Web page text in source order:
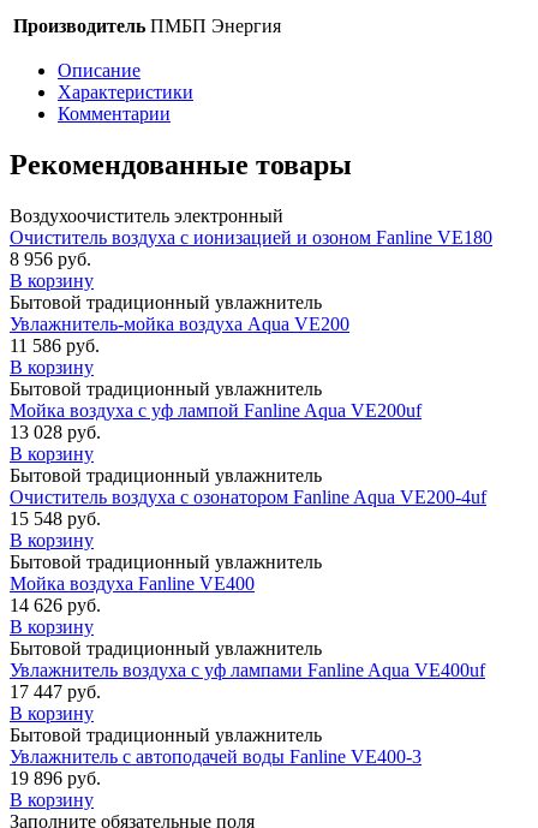
Производитель ПМБП Энергия
Описание
Характеристики
Комментарии
Рекомендованные товары
Воздухоочиститель электронный
Очиститель воздуха с ионизацией и озоном Fanline VE180
8 956 руб.
В корзину
Бытовой традиционный увлажнитель
Увлажнитель-мойка воздуха Aqua VE200
11 586 руб.
В корзину
Бытовой традиционный увлажнитель
Мойка воздуха с уф лампой Fanline Aqua VE200uf
13 028 руб.
В корзину
Бытовой традиционный увлажнитель
Очиститель воздуха с озонатором Fanline Aqua VE200-4uf
15 548 руб.
В корзину
Бытовой традиционный увлажнитель
Мойка воздуха Fanline VE400
14 626 руб.
В корзину
Бытовой традиционный увлажнитель
Увлажнитель воздуха с уф лампами Fanline Aqua VE400uf
17 447 руб.
В корзину
Бытовой традиционный увлажнитель
Увлажнитель с автоподачей воды Fanline VE400-3
19 896 руб.
В корзину
Заполните обязательные поля